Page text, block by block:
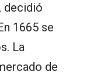
decidió
1665 se
La
de